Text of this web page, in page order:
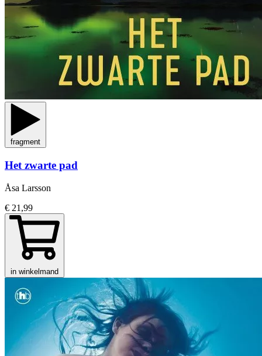
fragment
Het zwarte pad
Åsa Larsson
€ 21,99
in winkelmand